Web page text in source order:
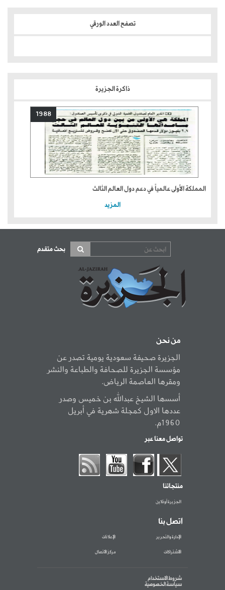
تصفح العدد الورقي
ذاكرة الجزيرة
1988
المملكة الأولى عالمياً في دعم دول العالم الثالث
المزيد
بحث متقدم
من نحن
الجزيرة صحيفة سعودية يومية تصدر عن
مؤسسة الجزيرة للصحافة والطباعة والنشر
ومقرها العاصمة الرياض.
أسسها الشيخ عبدالله بن خميس وصدر
عددها الاول كمجلة شهرية في أبريل
1960م.
تواصل معنا عبر
منتجاتنا
الجزيرة أونلاين
اتصل بنا
الإدارة والتحرير الإعلانات
الاشتراكات مركز الاتصال
شروط الاستخدام
سياسة الخصوصية